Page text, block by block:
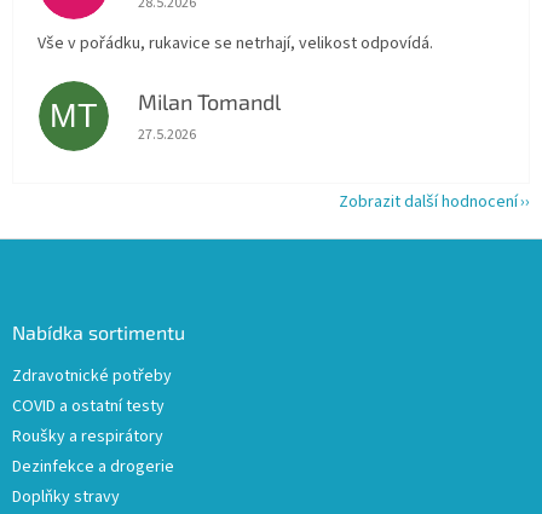
Vše v pořádku, rukavice se netrhají, velikost odpovídá.
MT Milan Tomandl
Hodnocení obchodu je 5 z 5 hvězdiček.
27.5.2026
Zobrazit další hodnocení
Nabídka sortimentu
Zdravotnické potřeby
COVID a ostatní testy
Roušky a respirátory
Dezinfekce a drogerie
Doplňky stravy